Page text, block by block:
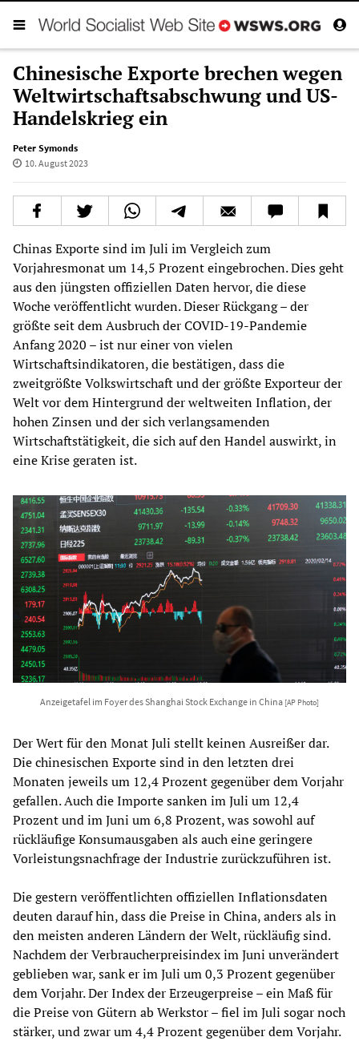
Chinesische Exporte brechen wegen
Weltwirtschaftsabschwung und US-
Handelskrieg ein
Peter Symonds
10. August 2023
Chinas Exporte sind im Juli im Vergleich zum
Vorjahresmonat um 14,5 Prozent eingebrochen. Dies geht
aus den jüngsten offiziellen Daten hervor, die diese
Woche veröffentlicht wurden. Dieser Rückgang – der
größte seit dem Ausbruch der COVID-19-Pandemie
Anfang 2020 – ist nur einer von vielen
Wirtschaftsindikatoren, die bestätigen, dass die
zweitgrößte Volkswirtschaft und der größte Exporteur der
Welt vor dem Hintergrund der weltweiten Inflation, der
hohen Zinsen und der sich verlangsamenden
Wirtschaftstätigkeit, die sich auf den Handel auswirkt, in
eine Krise geraten ist.
Anzeigetafel im Foyer des Shanghai Stock Exchange in China [AP Photo]
Der Wert für den Monat Juli stellt keinen Ausreißer dar.
Die chinesischen Exporte sind in den letzten drei
Monaten jeweils um 12,4 Prozent gegenüber dem Vorjahr
gefallen. Auch die Importe sanken im Juli um 12,4
Prozent und im Juni um 6,8 Prozent, was sowohl auf
rückläufige Konsumausgaben als auch eine geringere
Vorleistungsnachfrage der Industrie zurückzuführen ist.
Die gestern veröffentlichten offiziellen Inflationsdaten
deuten darauf hin, dass die Preise in China, anders als in
den meisten anderen Ländern der Welt, rückläufig sind.
Nachdem der Verbraucherpreisindex im Juni unverändert
geblieben war, sank er im Juli um 0,3 Prozent gegenüber
dem Vorjahr. Der Index der Erzeugerpreise – ein Maß für
die Preise von Gütern ab Werkstor – fiel im Juli sogar noch
stärker, und zwar um 4,4 Prozent gegenüber dem Vorjahr.